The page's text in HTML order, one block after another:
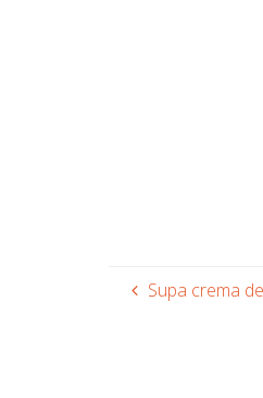
Supa crema